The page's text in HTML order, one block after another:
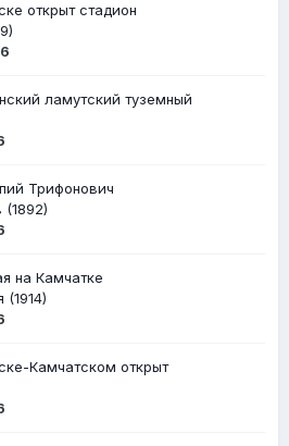
открыт стадион
ламутский туземный
Трифонович
(1892)
на Камчатке
(1914)
Камчатском открыт